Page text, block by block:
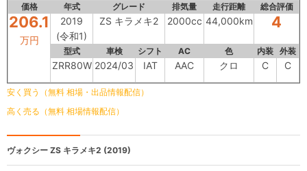
価格 年式 グレード 排気量 走行距離 総合評価
206.1
万円
2019
(令和1)
ZS キラメキ2 2000cc 44,000km 4
型式 車検 シフト AC 色 内装 外装
ZRR80W 2024/03 IAT AAC クロ C C
安く買う（無料 相場・出品情報配信）
高く売る（無料 相場情報配信）
ヴォクシー ZS キラメキ2 (2019)